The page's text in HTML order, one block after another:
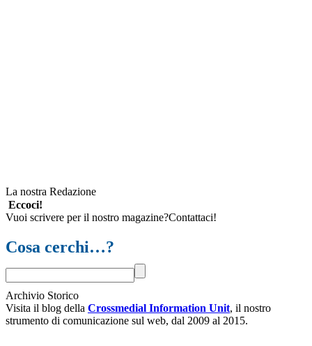
La nostra Redazione
Eccoci!
Vuoi scrivere per il nostro magazine?Contattaci!
Cosa cerchi…?
Archivio Storico
Visita il blog della Crossmedial Information Unit, il nostro
strumento di comunicazione sul web, dal 2009 al 2015.